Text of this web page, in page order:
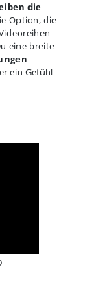
die
Option, die
eine breite
ein Gefühl